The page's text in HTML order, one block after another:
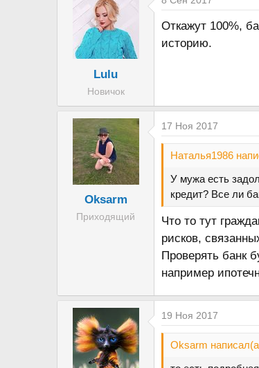
Lulu
Новичок
Откажут 100%,
историю.
Oksarm
Приходящий
17 Ноя 2017
Наталья1986
У мужа есть
кредит? Все ли
Что то тут
рисков,
Проверять банк
например
19 Ноя 2017
Oksarm